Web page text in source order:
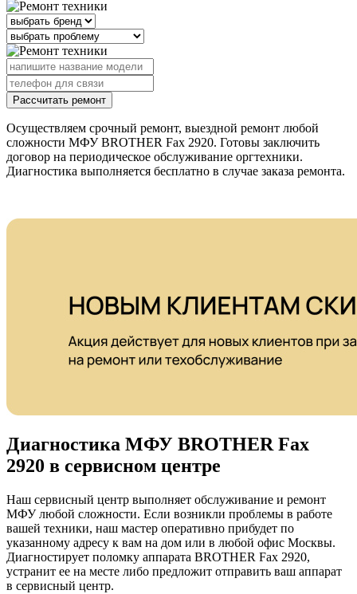
Рассчитать ремонт
Осуществляем срочный ремонт, выездной ремонт любой
сложности МФУ BROTHER Fax 2920. Готовы заключить
договор на периодическое обслуживание оргтехники.
Диагностика выполняется бесплатно в случае заказа ремонта.
Диагностика МФУ BROTHER Fax
2920 в сервисном центре
Наш сервисный центр выполняет обслуживание и ремонт
МФУ любой сложности. Если возникли проблемы в работе
вашей техники, наш мастер оперативно прибудет по
указанному адресу к вам на дом или в любой офис Москвы.
Диагностирует поломку аппарата BROTHER Fax 2920,
устранит ее на месте либо предложит отправить ваш аппарат
в сервисный центр.